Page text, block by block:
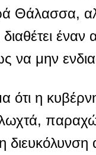
Θάλασσα,
να μην
ότι η